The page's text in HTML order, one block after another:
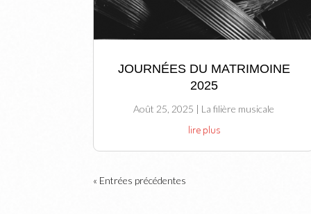
JOURNÉES DU MATRIMOINE
2025
Août 25, 2025 La filière musicale
lire plus
« Entrées précédentes